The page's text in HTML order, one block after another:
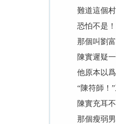
難道這個村
恐怕不是！
那個叫劉富貴
陳實遲疑一
他原本以爲自
“陳符師！”
陳實充耳不
那個瘦弱男孩